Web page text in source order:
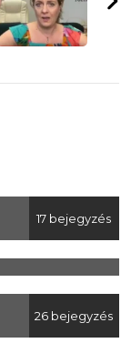
17 bejegyzés
26 bejegyzés